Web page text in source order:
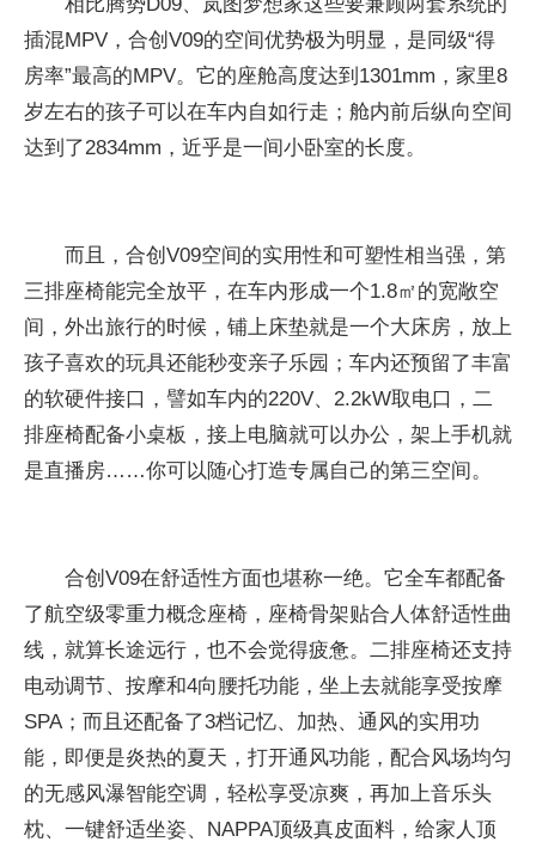
插混MPV，合创V09的空间优势极为明显，是同级“得
房率”最高的MPV。它的座舱高度达到1301mm，家里8
岁左右的孩子可以在车内自如行走；舱内前后纵向空间
达到了2834mm，近乎是一间小卧室的长度。
而且，合创V09空间的实用性和可塑性相当强，第
三排座椅能完全放平，在车内形成一个1.8㎡的宽敞空
间，外出旅行的时候，铺上床垫就是一个大床房，放上
孩子喜欢的玩具还能秒变亲子乐园；车内还预留了丰富
的软硬件接口，譬如车内的220V、2.2kW取电口，二
排座椅配备小桌板，接上电脑就可以办公，架上手机就
是直播房……你可以随心打造专属自己的第三空间。
合创V09在舒适性方面也堪称一绝。它全车都配备
了航空级零重力概念座椅，座椅骨架贴合人体舒适性曲
线，就算长途远行，也不会觉得疲惫。二排座椅还支持
电动调节、按摩和4向腰托功能，坐上去就能享受按摩
SPA；而且还配备了3档记忆、加热、通风的实用功
能，即便是炎热的夏天，打开通风功能，配合风场均匀
的无感风瀑智能空调，轻松享受凉爽，再加上音乐头
枕、一键舒适坐姿、NAPPA顶级真皮面料，给家人顶